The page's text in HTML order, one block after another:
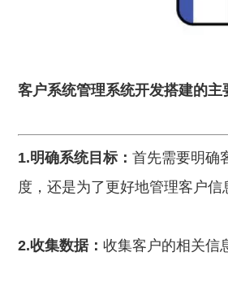
客户系统管理系统开发搭建的主
1.明确系统目标： 首先需要明确
度，还是为了更好地管理客户信
2.收集数据： 收集客户的相关信